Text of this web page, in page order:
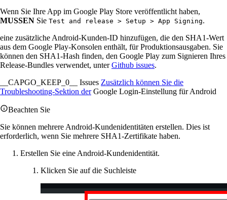
Wenn Sie Ihre App im Google Play Store veröffentlicht haben,
MUSSEN Sie Test and release > Setup > App Signing.
eine zusätzliche Android-Kunden-ID hinzufügen, die den SHA1-Wert
aus dem Google Play-Konsolen enthält, für Produktionsausgaben. Sie
können den SHA1-Hash finden, den Google Play zum Signieren Ihres
Release-Bundles verwendet, unterGithub issues.
__CAPGO_KEEP_0__ Issues Zusätzlich können Sie die
Troubleshooting-Sektion derGoogle Login-Einstellung für Android
Beachten Sie
Sie können mehrere Android-Kundenidentitäten erstellen. Dies ist
erforderlich, wenn Sie mehrere SHA1-Zertifikate haben.
Erstellen Sie eine Android-Kundenidentität.
Klicken Sie auf die Suchleiste